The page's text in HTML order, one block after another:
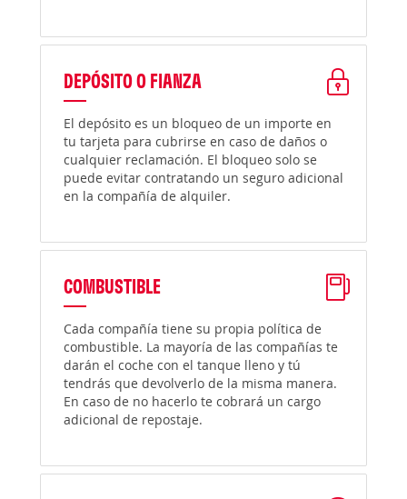
DEPÓSITO O FIANZA
El depósito es un bloqueo de un importe en
tu tarjeta para cubrirse en caso de daños o
cualquier reclamación. El bloqueo solo se
puede evitar contratando un seguro adicional
en la compañía de alquiler.
COMBUSTIBLE
Cada compañía tiene su propia política de
combustible. La mayoría de las compañías te
darán el coche con el tanque lleno y tú
tendrás que devolverlo de la misma manera.
En caso de no hacerlo te cobrará un cargo
adicional de repostaje.